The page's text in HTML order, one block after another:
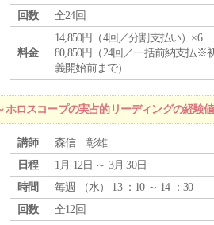
回数
全24回
料金
14,850円（4回／分割支払い）×6
80,850円（24回／一括前納支払※
義開始前まで）
ロスコープの実占的リーディングの経験
講師
森信 彰雄
日程
1月 12日 ～ 3月 30日
時間
毎週 （水） 13 ：10 ～ 14 ：30
回数
全12回